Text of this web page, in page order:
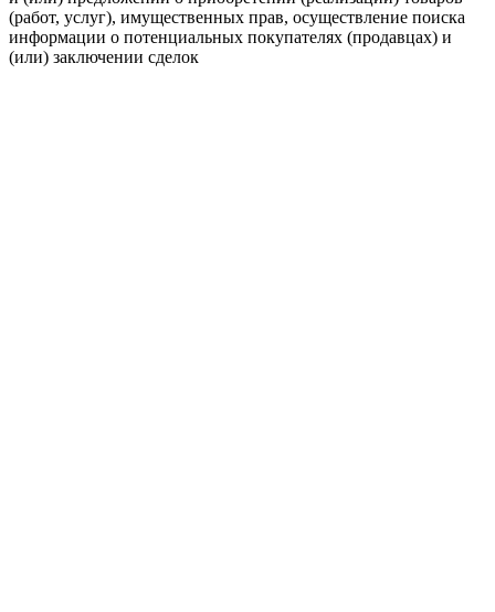
(работ, услуг), имущественных прав, осуществление поиска
информации о потенциальных покупателях (продавцах) и
(или) заключении сделок